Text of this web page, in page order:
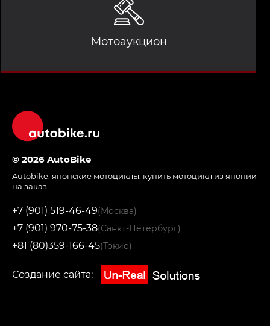
Мотоаукцион
© 2026 AutoBike
Autobike: японские мотоциклы купить мотоцикл из японии
на заказ
+7 (901) 519-46-49(Москва)
+7 (901) 970-75-38(Санкт-Петербург)
+81 (80)359-166-45(Токио)
Создание сайта: